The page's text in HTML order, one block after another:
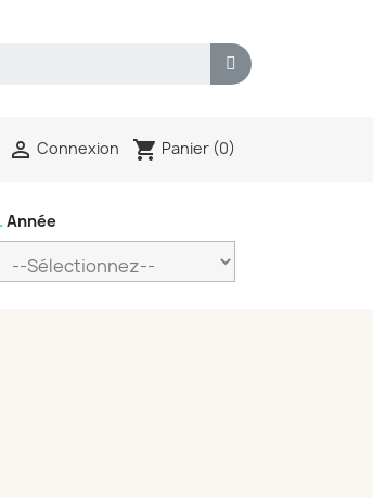
 Connexion shopping_cart Panier (0)
Année